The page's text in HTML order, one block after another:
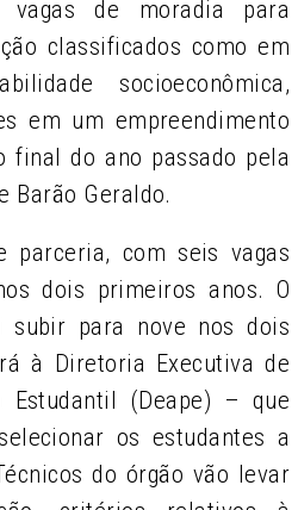
de moradia para
classificados como em
socioeconômica,
em um empreendimento
final do ano passado pela
Barão Geraldo.
parceria, com seis vagas
dois primeiros anos. O
subir para nove nos dois
à Diretoria Executiva de
Estudantil (Deape) – que
os estudantes a
do órgão vão levar